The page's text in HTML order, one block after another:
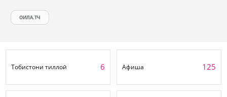
ОИЛА.ТЧ
Тобистони тиллоӣ 6 Афиша 125